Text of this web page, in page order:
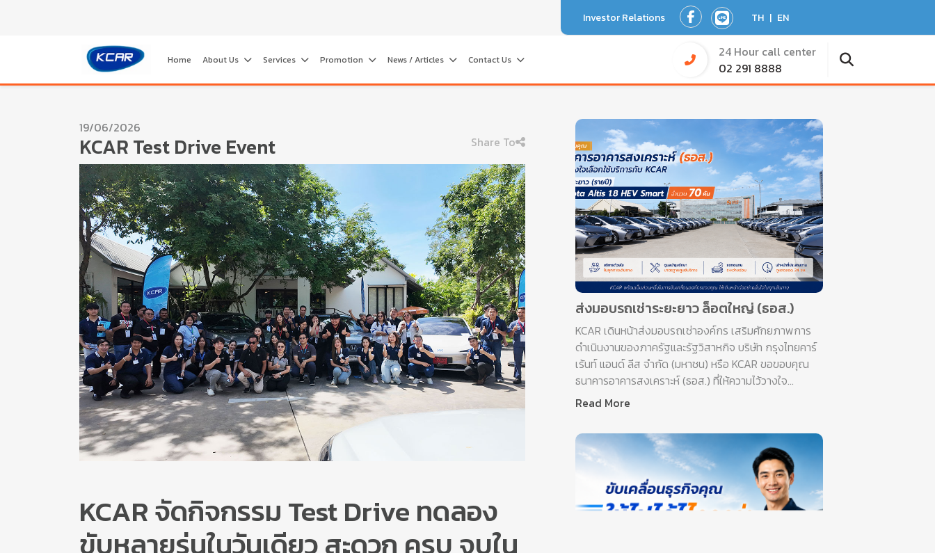
Investor Relations TH | EN
Home About Us Services Promotion News / Articles Contact Us
24 Hour call center
02 291 8888
19/06/2026
KCAR Test Drive Event Share To
KCAR จัดกิจกรรม Test Drive ทดลอง
ส่งมอบรถเช่าระยะยาว ล็อตใหญ่ (ธอส.)
KCAR เดินหน้าส่งมอบรถเช่าองค์กร เสริมศักยภาพการ
ดำเนินงานของภาครัฐและรัฐวิสาหกิจ บริษัท กรุงไทยคาร์
เร้นท์ แอนด์ ลีส จำกัด (มหาชน) หรือ KCAR ขอขอบคุณ
ธนาคารอาคารสงเคราะห์ (ธอส.) ที่ให้ความไว้วางใจ...
Read More